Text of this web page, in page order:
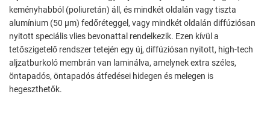
keményhabból (poliuretán) áll, és mindkét oldalán vagy tiszta
alumínium (50 µm) fedőréteggel, vagy mindkét oldalán diffúziósan
nyitott speciális vlies bevonattal rendelkezik. Ezen kívül a
tetőszigetelő rendszer tetején egy új, diffúziósan nyitott, high-tech
aljzatburkoló membrán van laminálva, amelynek extra széles,
öntapadós, öntapadós átfedései hidegen és melegen is
hegeszthetők.